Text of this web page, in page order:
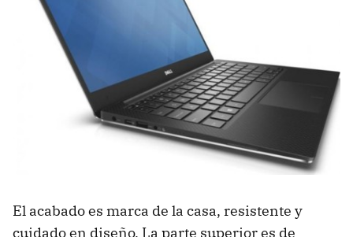
El acabado es marca de la casa, resistente y
cuidado en diseño. La parte superior es de